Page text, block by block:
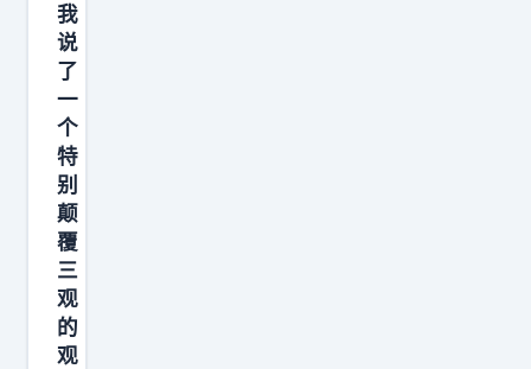
利
益
绑
定
、
免
责
声
明
，
决
我
说
了
一
个
特
别
颠
覆
三
观
的
观